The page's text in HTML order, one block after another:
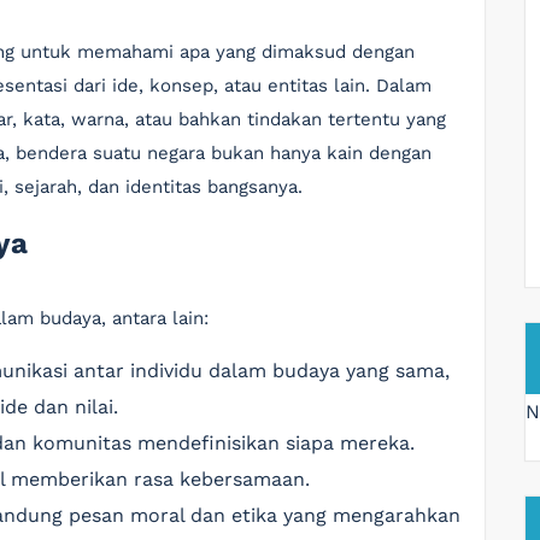
untuk memahami apa yang dimaksud dengan
dari ide, konsep, atau entitas lain. Dalam
kata, warna, atau bahkan tindakan tertentu yang
suatu negara bukan hanya kain dengan
dan identitas bangsanya.
budaya, antara lain:
antar individu dalam budaya yang sama,
dan nilai.
komunitas mendefinisikan siapa mereka.
rasa kebersamaan.
pesan moral dan etika yang mengarahkan